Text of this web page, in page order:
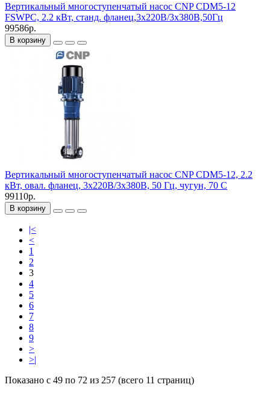
Вертикальный многоступенчатый насос CNP CDM5-12
FSWPC, 2.2 кВт, станд. фланец,3х220В/3х380В,50Гц
99586р.
В корзину
Вертикальный многоступенчатый насос CNP CDM5-12, 2.2
кВт, овал. фланец, 3х220В/3х380В, 50 Гц, чугун, 70 С
99110р.
В корзину
|<
<
1
2
3
4
5
6
7
8
9
>
>|
Показано с 49 по 72 из 257 (всего 11 страниц)